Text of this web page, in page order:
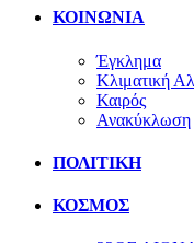
ΚΟΙΝΩΝΙΑ
Έγκλημα
Κλιματική
Καιρός
Ανακύκλωση
ΠΟΛΙΤΙΚΗ
ΚΟΣΜΟΣ